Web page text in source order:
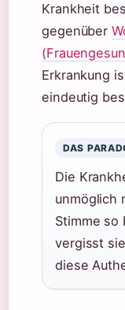
Krankheit
gegenüber
Erkrankung
eindeutig
DAS
Die
unmöglich
Stimme so
vergisst
diese